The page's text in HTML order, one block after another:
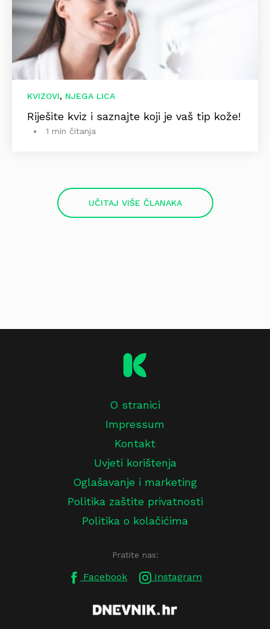
KVIZOVI, NJEGA LICA
Riješite kviz i saznajte koji je vaš tip kože!
1 min čitanja
UČITAJ VIŠE ČLANAKA
O stranici
Impressum
Kontakt
Uvjeti korištenja
Oglašavanje i marketing
Politika zaštite privatnosti
Politika o kolačićima
Pratite nas:
Facebook Instagram